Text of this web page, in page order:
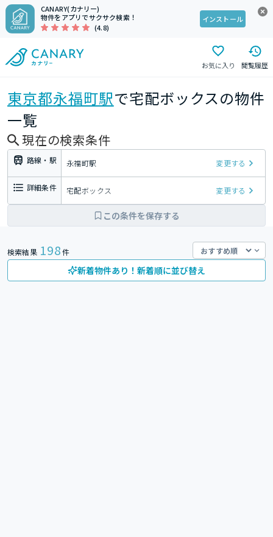
CANARY(カナリー)
物件をアプリでサクサク検索！
(4.8)
インストール
お気に入り 閲覧履歴
東京都永福町駅で宅配ボックスの物件
一覧
現在の検索条件
路線・駅 永福町駅 変更する
詳細条件 宅配ボックス 変更する
この条件を保存する
検索結果 198件
新着物件あり！新着順に並び替え